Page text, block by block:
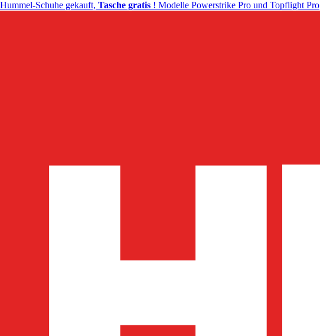
Hummel-Schuhe gekauft, Tasche gratis ! Modelle Powerstrike Pro und Topflight Pro